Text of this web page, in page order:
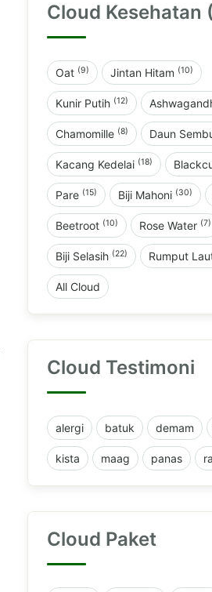
Cloud Kesehatan
Oat (9) Jintan Hitam (10)
Kunir Putih (12)
Chamomille (8) Daun
Kacang Kedelai (18)
Pare (15) Biji Mahoni (30)
Beetroot (10) Rose Water (7)
Biji Selasih (22) Rumput
All Cloud
Cloud Testimoni
alergi batuk demam
kista maag panas
Cloud Paket